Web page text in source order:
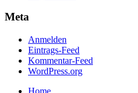
Meta
Anmelden
Eintrags-Feed
Kommentar-Feed
WordPress.org
Home